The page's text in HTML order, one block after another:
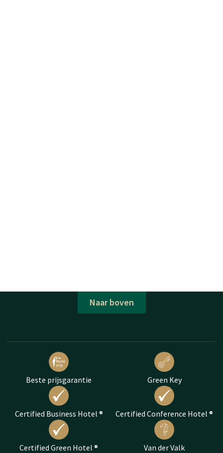
Naar boven
Beste prijsgarantie Green Key
Certified Business Hotel ® Certified Conference Hotel ®
Certified Green Hotel ® Van der Valk